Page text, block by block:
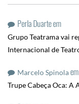
Perla Duarteem
Grupo Teatrama vai
Internacional de
Marcelo Spinolaem
Trupe Cabeça Oca: A